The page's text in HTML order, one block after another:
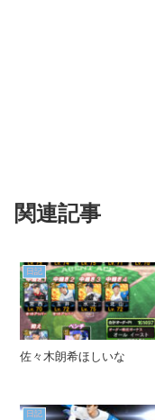
関連記事
日記
佐々木朗希ほしいな
日記